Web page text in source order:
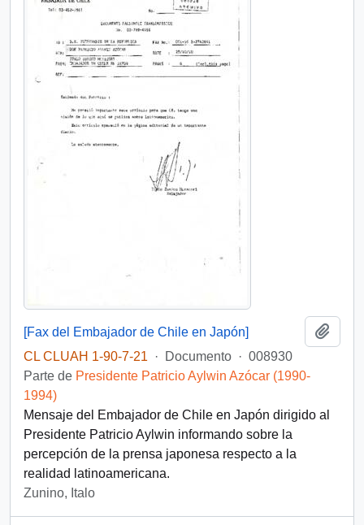
[Fax del Embajador de Chile en Japón]
CL CLUAH 1-90-7-21
· Documento · 008930
Parte de Presidente Patricio Aylwin Azócar (1990-
1994)
Mensaje del Embajador de Chile en Japón dirigido al
Presidente Patricio Aylwin informando sobre la
percepción de la prensa japonesa respecto a la
realidad latinoamericana.
Zunino, Italo